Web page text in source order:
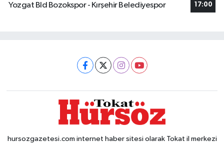
Yozgat Bld Bozokspor - Kırşehir Belediyespor 17:00
hursozgazetesi.com internet haber sitesi olarak Tokat il merkezi